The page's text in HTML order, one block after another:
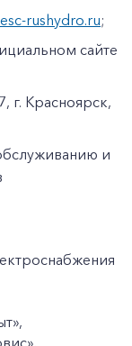
rushydro.ru;
сайте
г. Красноярск,
и